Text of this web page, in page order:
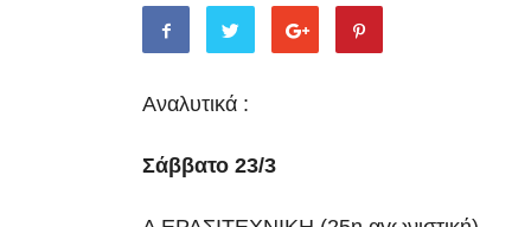
Αναλυτικά :
Σάββατο 23/3